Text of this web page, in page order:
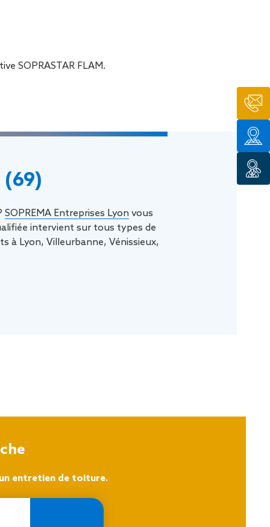
SOPRASTAR FLAM.
(69)
SOPREMA Entreprises Lyon vous
intervient sur tous types de
à Lyon, Villeurbanne, Vénissieux,
entretien de toiture.